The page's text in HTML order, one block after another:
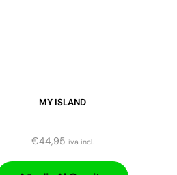
MY ISLAND
€44,95 iva incl.